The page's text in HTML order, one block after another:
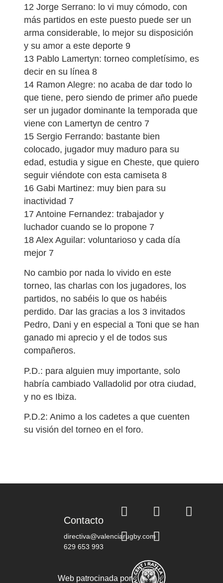
12 Jorge Serrano: lo vi muy cómodo, con
más partidos en este puesto puede ser un
arma considerable, lo mejor su disposición
y su amor a este deporte 9
13 Pablo Lamertyn: torneo completísimo, es
decir en su línea 8
14 Ramon Alegre: no acaba de dar todo lo
que tiene, pero siendo de primer año puede
ser un jugador dominante la temporada que
viene con Lamertyn de centro 7
15 Sergio Ferrando: bastante bien
colocado, jugador muy maduro para su
edad, estudia y sigue en Cheste, que quiero
seguir viéndote con esta camiseta 8
16 Gabi Martinez: muy bien para su
inactividad 7
17 Antoine Fernandez: trabajador y
luchador cuando se lo propone 7
18 Alex Aguilar: voluntarioso y cada día
mejor 7
No cambio por nada lo vivido en este
torneo, las charlas con los jugadores, los
partidos, no sabéis lo que os habéis
perdido. Dar las gracias a los 3 invitados
Pedro, Dani y en especial a Toni que se han
ganado mi aprecio y el de todos sus
compañeros.
P.D.: para alguien muy importante, solo
habría cambiado Valladolid por otra ciudad,
y no es Ibiza.
P.D.2: Animo a los cadetes a que cuenten
su visión del torneo en el foro.
Contacto
directiva@valenciarugby.com
629 653 993
Web patrocinada por